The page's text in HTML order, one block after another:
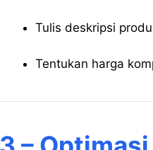
Tulis deskripsi
Tentukan harga